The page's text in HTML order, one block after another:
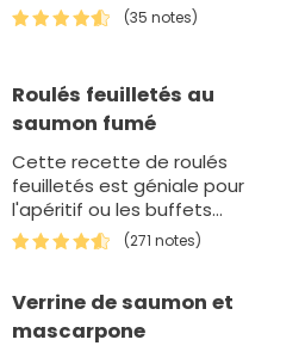
(35 notes)
Roulés feuilletés au
saumon fumé
Cette recette de roulés
feuilletés est géniale pour
l'apéritif ou les buffets
dinatoires. Après avoir déroulé
et la…
(271 notes)
Verrine de saumon et
mascarpone